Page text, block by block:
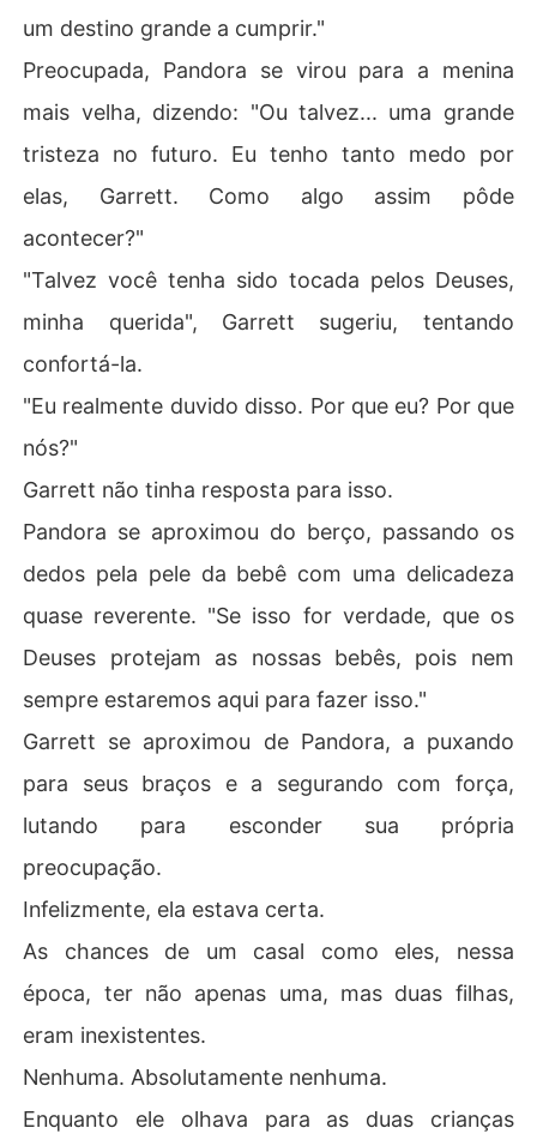
um destino grande a cumprir."
Preocupada, Pandora se virou para a menina
mais velha, dizendo: "Ou talvez... uma grande
tristeza no futuro. Eu tenho tanto medo por
elas, Garrett. Como algo assim pôde
acontecer?"
"Talvez você tenha sido tocada pelos Deuses,
minha querida", Garrett sugeriu, tentando
confortá-la.
"Eu realmente duvido disso. Por que eu? Por que
nós?"
Garrett não tinha resposta para isso.
Pandora se aproximou do berço, passando os
dedos pela pele da bebê com uma delicadeza
quase reverente. "Se isso for verdade, que os
Deuses protejam as nossas bebês, pois nem
sempre estaremos aqui para fazer isso."
Garrett se aproximou de Pandora, a puxando
para seus braços e a segurando com força,
lutando para esconder sua própria
preocupação.
Infelizmente, ela estava certa.
As chances de um casal como eles, nessa
época, ter não apenas uma, mas duas filhas,
eram inexistentes.
Nenhuma. Absolutamente nenhuma.
Enquanto ele olhava para as duas crianças